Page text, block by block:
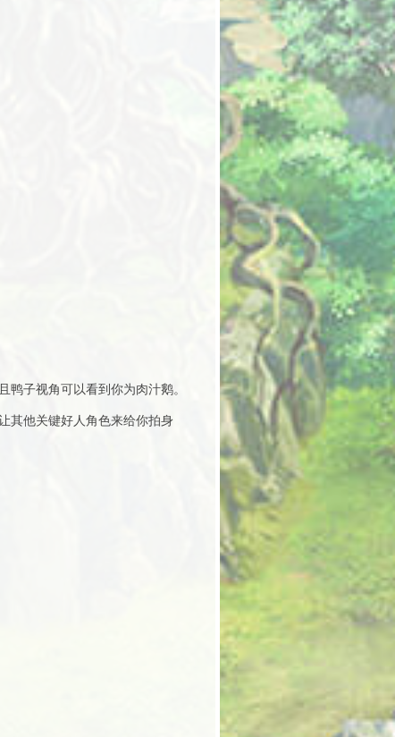
子视角可以看到你为肉汁鹅。
其他关键好人角色来给你拍身